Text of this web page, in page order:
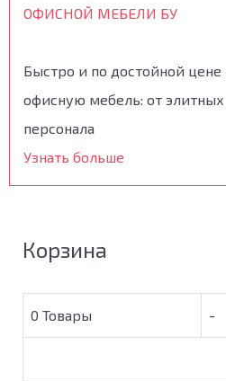
ОФИСНОЙ МЕБЕЛИ БУ
Быстро и по достойной
офисную мебель: от
персонала
Узнать больше
Корзина
0 Товары -